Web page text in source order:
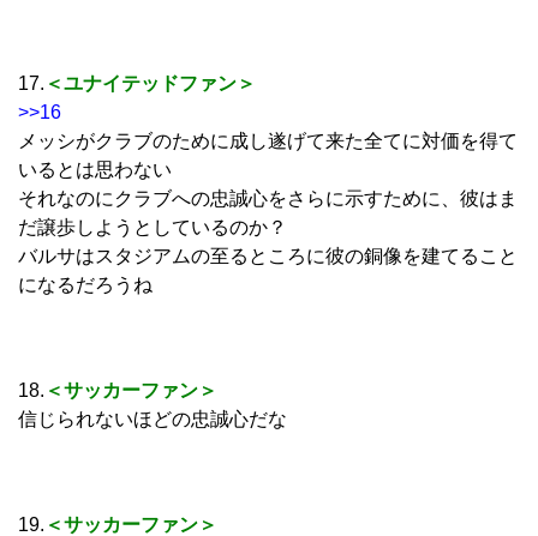
17. ＜ユナイテッドファン＞
>>16
メッシがクラブのために成し遂げて来た全てに対価を得て
いるとは思わない
それなのにクラブへの忠誠心をさらに示すために、彼はま
だ譲歩しようとしているのか？
バルサはスタジアムの至るところに彼の銅像を建てること
になるだろうね
18. ＜サッカーファン＞
信じられないほどの忠誠心だな
19. ＜サッカーファン＞